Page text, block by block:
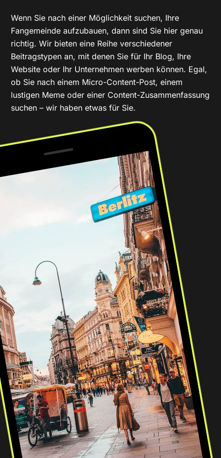
Wenn Sie nach einer Möglichkeit suchen, Ihre
Fangemeinde aufzubauen, dann sind Sie hier genau
richtig. Wir bieten eine Reihe verschiedener
Beitragstypen an, mit denen Sie für Ihr Blog, Ihre
Website oder Ihr Unternehmen werben können. Egal,
ob Sie nach einem Micro-Content-Post, einem
lustigen Meme oder einer Content-Zusammenfassung
suchen – wir haben etwas für Sie.